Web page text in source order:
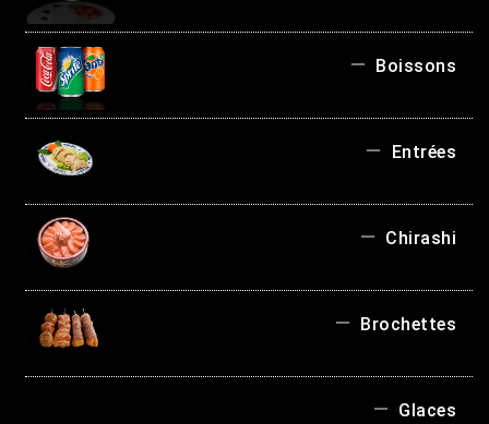
Boissons
Entrées
Chirashi
Brochettes
Glaces